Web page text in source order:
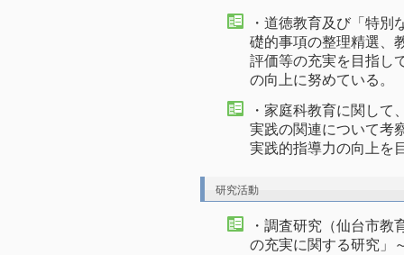
・道徳教育及び「特別
礎的事項の整理精選、
評価等の充実を目指し
の向上に努めている。
・家庭科教育に関して
実践の関連について考
実践的指導力の向上を
研究活動
・調査研究（仙台市教
の充実に関する研究」